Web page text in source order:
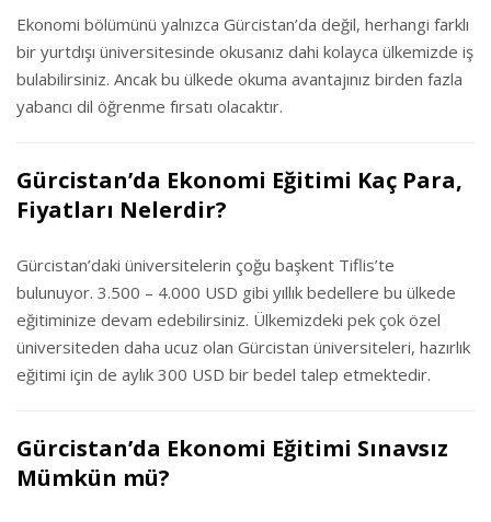
Ekonomi bölümünü yalnızca Gürcistan’da değil, herhangi farklı
bir yurtdışı üniversitesinde okusanız dahi kolayca ülkemizde iş
bulabilirsiniz. Ancak bu ülkede okuma avantajınız birden fazla
yabancı dil öğrenme fırsatı olacaktır.
Gürcistan’da Ekonomi Eğitimi Kaç Para,
Fiyatları Nelerdir?
Gürcistan’daki üniversitelerin çoğu başkent Tiflis’te
bulunuyor. 3.500 – 4.000 USD gibi yıllık bedellere bu ülkede
eğitiminize devam edebilirsiniz. Ülkemizdeki pek çok özel
üniversiteden daha ucuz olan Gürcistan üniversiteleri, hazırlık
eğitimi için de aylık 300 USD bir bedel talep etmektedir.
Gürcistan’da Ekonomi Eğitimi Sınavsız
Mümkün mü?